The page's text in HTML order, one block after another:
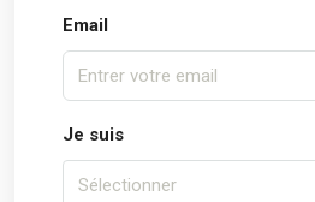
Email
Je suis
Sélectionner